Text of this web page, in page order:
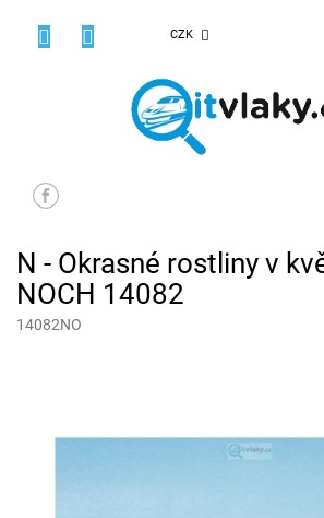
CZK
N - Okrasné rostliny v
NOCH 14082
14082NO